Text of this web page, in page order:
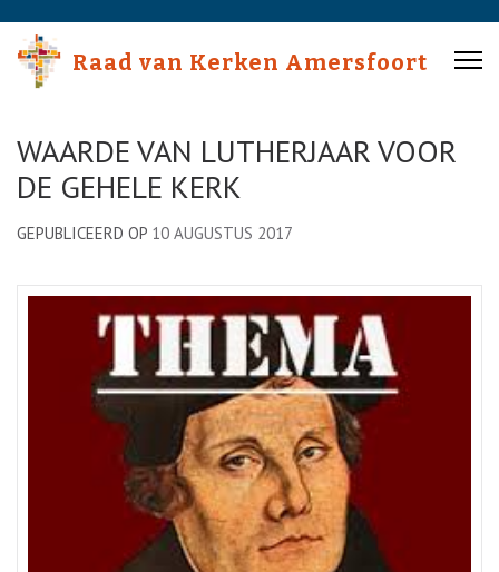
content
Enter)
Raad van Kerken Amersfoort
WAARDE VAN LUTHERJAAR VOOR
DE GEHELE KERK
GEPUBLICEERD OP 10 AUGUSTUS 2017